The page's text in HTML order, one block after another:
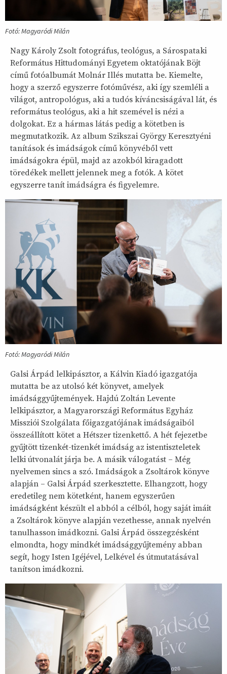
Fotó: Magyaródi Milán
Nagy Károly Zsolt fotográfus, teológus, a Sárospataki
Református Hittudományi Egyetem oktatójának Böjt
című fotóalbumát Molnár Illés mutatta be. Kiemelte,
hogy a szerző egyszerre fotóművész, aki így szemléli a
világot, antropológus, aki a tudós kíváncsiságával lát, és
református teológus, aki a hit szemével is nézi a
dolgokat. Ez a hármas látás pedig a kötetben is
megmutatkozik. Az album Szikszai György Keresztyéni
tanítások és imádságok című könyvéből vett
imádságokra épül, majd az azokból kiragadott
töredékek mellett jelennek meg a fotók. A kötet
egyszerre tanít imádságra és figyelemre.
Fotó: Magyaródi Milán
Galsi Árpád lelkipásztor, a Kálvin Kiadó igazgatója
mutatta be az utolsó két könyvet, amelyek
imádsággyűjtemények. Hajdú Zoltán Levente
lelkipásztor, a Magyarországi Református Egyház
Missziói Szolgálata főigazgatójának imádságaiból
összeállított kötet a Hétszer tizenkettő. A hét fejezetbe
gyűjtött tizenkét-tizenkét imádság az istentiszteletek
lelki útvonalát járja be. A másik válogatást – Még
nyelvemen sincs a szó. Imádságok a Zsoltárok könyve
alapján – Galsi Árpád szerkesztette. Elhangzott, hogy
eredetileg nem kötetként, hanem egyszerűen
imádságként készült el abból a célból, hogy saját imáit
a Zsoltárok könyve alapján vezethesse, annak nyelvén
tanulhasson imádkozni. Galsi Árpád összegzésként
elmondta, hogy mindkét imádsággyűjtemény abban
segít, hogy Isten Igéjével, Lelkével és útmutatásával
tanítson imádkozni.